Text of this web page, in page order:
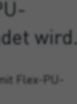
wird.
Flex-PU-